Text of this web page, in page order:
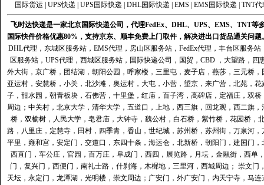
国际货运| UPS快递 UPS国际快递 DHL国际快递 EMS EMS国际快递 TNT代
飞时达快递是一家北京国际快递公司，代理FedEx、DHL、UPS、EMS、TNT
国际快件价格优惠80%，支持京东、顺丰免费上门取件，解决进出口货品通关问题
DHL代理 ， 东城区服务站 ， EMS代理 ， 房山区服务站 ， FedEx代理 ， 丰台区服务站
区服务站， UPS代理 ， 西城区服务站， 国际快递公司 ，国贸，CBD ，大望路，
外大街，京广桥，团结湖，朝阳公园，呼家楼，三里屯，麦子店，燕莎，三元桥
亚运村，安慧桥，小关，北沙滩，奥运村，大屯，小营，望京，来广营，北苑，
子，甜水园，朝青板块，石佛营，十里堡，红庙，百子湾，高碑店，定福庄，双
周边；中关村，北京大学，清华大学，五道口，上地，西三旗，回龙观，西二旗
桥，双榆树，人民大学，皂君庙，大钟寺，魏公村，白石桥，紫竹桥，花园桥
路，八里庄，定慧寺，田村，四季青，香山，世纪城，苏州桥，苏州街，万泉河
平里，雍和宫，安定门，交道口，东四十条，海运仓，北新桥，朝阳门，建国门
西直门，车公庄，官园，百万庄，阜成门，西四，展览路，月坛，金融街，西
门，复兴门，西便门，南礼士路，什刹海，木樨地，三里河，西城周边； 崇文
天坛，永定门，龙潭湖，光明楼，崇文周边；广安门，外广安门，内天宁寺，马